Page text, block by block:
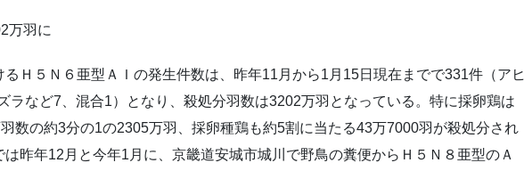
万羽に
Ｈ５Ｎ６亜型ＡＩの発生件数は、昨年11月から1月15日現在までで331件（アヒ
ラなど7、混合1）となり、殺処分羽数は3202万羽となっている。特に採卵鶏は
数の約3分の1の2305万羽、採卵種鶏も約5割に当たる43万7000羽が殺処分され
は昨年12月と今年1月に、京畿道安城市城川で野鳥の糞便からＨ５Ｎ８亜型のＡ